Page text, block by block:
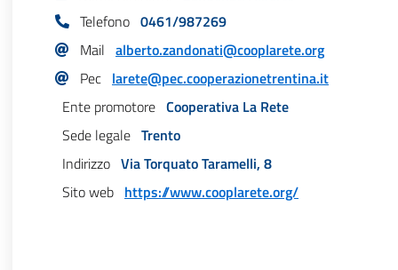
Telefono 0461/987269
Mail alberto.zandonati@cooplarete.org
Pec larete@pec.cooperazionetrentina.it
Ente promotore Cooperativa La Rete
Sede legale Trento
Indirizzo Via Torquato Taramelli, 8
Sito web https://www.cooplarete.org/